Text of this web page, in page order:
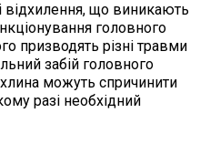
відхилення, що виникають
головного
призводять різні травми
забій головного
можуть спричинити
разі необхідний